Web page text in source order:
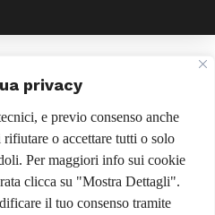
privacy
e previo consenso anche
o accettare tutti o solo
Per maggiori info sui cookie
clicca su "Mostra Dettagli".
il tuo consenso tramite